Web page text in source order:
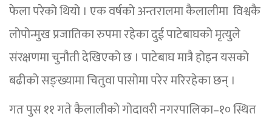
फेला परेको थियो । एक वर्षको अन्तरालमा कैलालीमा विश्वकै
लोपोन्मुख प्रजातिका रुपमा रहेका दुई पाटेबाघको मृत्युले
संरक्षणमा चुनौती देखिएको छ । पाटेबाघ मात्रै होइन यसको
बढीको सङ्ख्यामा चितुवा पासोमा परेर मरिरहेका छन् ।
गत पुस ११ गते कैलालीको गोदावरी नगरपालिका–१० स्थित